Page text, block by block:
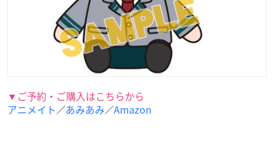
▼ご予約・ご購入はこちらから
アニメイト／あみあみ／Amazon